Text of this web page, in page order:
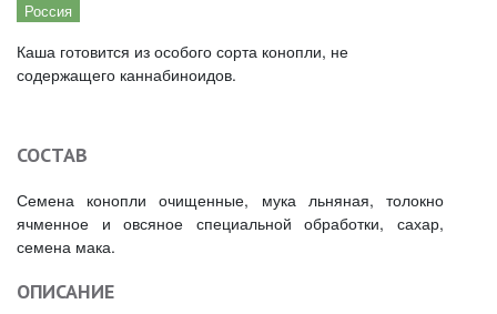
Россия
Каша готовится из особого сорта конопли, не
содержащего каннабиноидов.
СОСТАВ
Семена конопли очищенные, мука льняная, толокно
ячменное и овсяное специальной обработки, сахар,
семена мака.
ОПИСАНИЕ